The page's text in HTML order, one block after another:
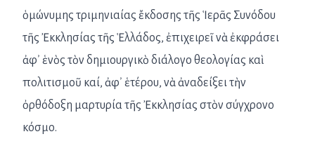
ὁμώνυμης τριμηνιαίας ἔκδοσης τῆς Ἱερᾶς Συνόδου
τῆς Ἐκκλησίας τῆς Ἑλλάδος, ἐπιχειρεῖ νὰ ἐκφράσει
ἀφ᾽ ἑνὸς τὸν δημιουργικὸ διάλογο θεολογίας καὶ
πολιτισμοῦ καί, ἀφ᾽ ἑτέρου, νὰ ἀναδείξει τὴν
ὀρθόδοξη μαρτυρία τῆς Ἐκκλησίας στὸν σύγχρονο
κόσμο.